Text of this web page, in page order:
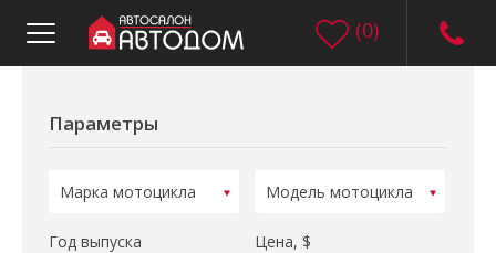
(0)
Параметры
Год выпуска Цена, $